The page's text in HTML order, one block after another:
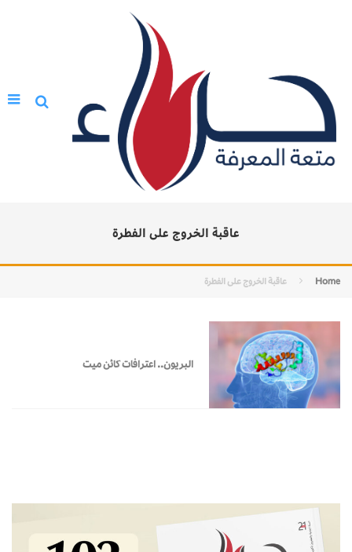
عاقبة الخروج على الفطرة
Home عاقبة الخروج على الفطرة
البريون.. اعترافات كائن ميت